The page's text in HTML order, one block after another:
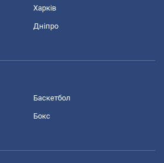
Харків
Дніпро
Баскетбол
Бокс